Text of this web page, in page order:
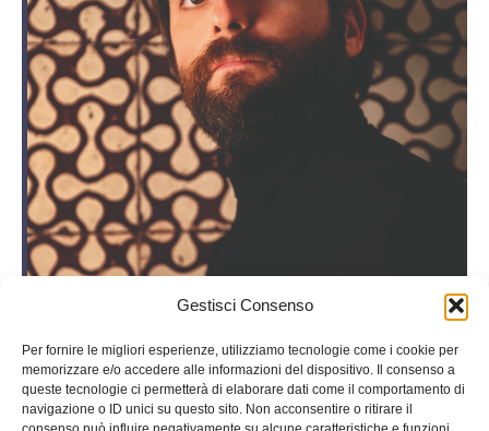
Gestisci Consenso
Per fornire le migliori esperienze, utilizziamo tecnologie come i cookie per
memorizzare e/o accedere alle informazioni del dispositivo. Il consenso a
queste tecnologie ci permetterà di elaborare dati come il comportamento di
navigazione o ID unici su questo sito. Non acconsentire o ritirare il
, autore italo-francese, esordisce
nella narrativa nel 2018 con il noir “Formule
Mortali” che si aggiudica diversi premi letterari